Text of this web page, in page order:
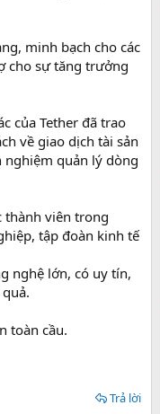
minh bạch cho các
cho sự tăng trưởng
của Tether đã trao
về giao dịch tài sản
nghiệm quản lý dòng
thành viên trong
tập đoàn kinh tế
nghệ lớn, có uy tín,
toàn cầu.
Trả lời